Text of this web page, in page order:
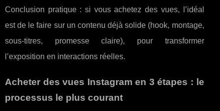
Conclusion pratique : si vous achetez des vues, l’idéal
est de le faire sur un contenu déjà solide (hook, montage,
sous-titres, promesse claire), pour transformer
l’exposition en interactions réelles.
Acheter des vues Instagram en 3 étapes : le
processus le plus courant